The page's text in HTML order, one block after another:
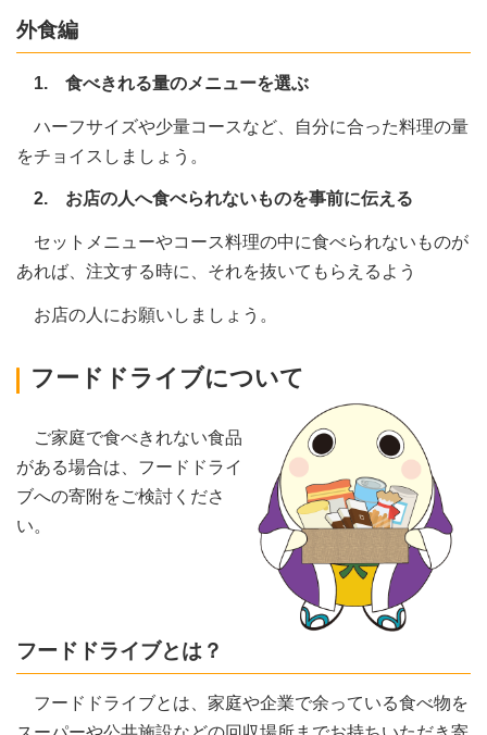
外食編
1. 食べきれる量のメニューを選ぶ
ハーフサイズや少量コースなど、自分に合った料理の量
をチョイスしましょう。
2. お店の人へ食べられないものを事前に伝える
セットメニューやコース料理の中に食べられないものが
あれば、注文する時に、それを抜いてもらえるよう
お店の人にお願いしましょう。
フードドライブについて
ご家庭で食べきれない食品
がある場合は、フードドライ
ブへの寄附をご検討くださ
い。
フードドライブとは？
フードドライブとは、家庭や企業で余っている食べ物を